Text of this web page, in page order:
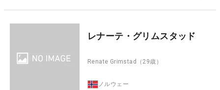
レナーテ・グリムスタッド
Renate Grimstad （29歳）
ノルウェー